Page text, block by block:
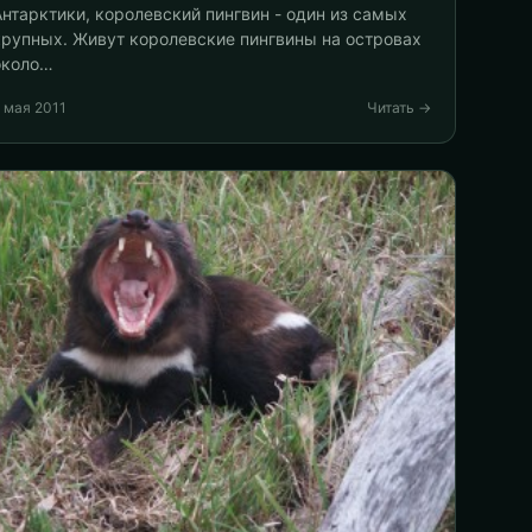
королевский пингвин - один из самых
Живут королевские пингвины на островах
мая 2011 Читать →